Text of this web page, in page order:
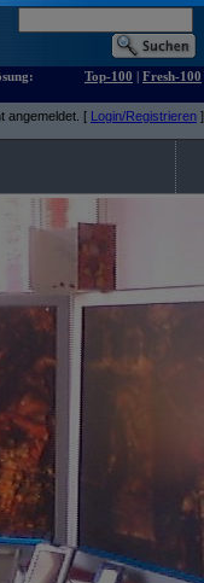
Top-100 | Fresh-100
angemeldet. [ Login/Registrieren ]